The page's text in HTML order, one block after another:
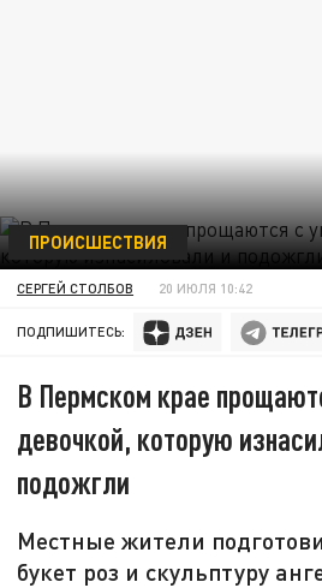
ПРОИСШЕСТВИЯ
СЕРГЕЙ СТОЛБОВ 20 ИЮЛЯ 10:42
ПОДПИШИТЕСЬ:
В Пермском крае
девочкой, которую
подожгли
Местные жители
букет роз и скульптуру